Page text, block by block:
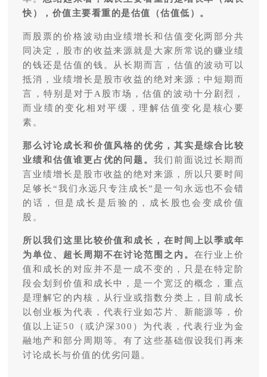
快），价值主要看重的是估值（估值低）。
而股票的价格波动由业绩增长和估值变化两部分共
同决定，股市的收益来源就是大家所常说的赚业绩
的钱还是估值的钱。从长期而言，估值的波动可以
抵消，业绩增长是股市收益的绝对来源；中短期而
言，特别是对于A股市场，估值的波动十分剧烈，
而业绩的变化相对平缓，理解估值变化是核心要
素。
那么讨论成长和价值风格的优劣，其实是综合比较
业绩和估值谁更占优的问题。 我们前面说过长期而
言业绩增长是股市收益的绝对来源，所以只要时间
足够长“我们永远只专注成长”是一句永远也不会错
的话，但是成长是后验的，成长股也会变成价值
股。
所以我们这里比较价值和成长，在时间上以季或年
为单位、 超长周期不在讨论范围之内。 在行业上价
值和成长的对应并不是一成不变的，只是在特定阶
段会划到价值和成长中，是一个宽泛的概念，重点
是理解它的内核，从行业或指数分类上，目前成长
以创业板为代表，代表行业如芯片、新能源等，价
值以上证50（或沪深300）为代表，代表行业为金
融地产和部分周期等。有了这些基础假设我们再来
讨论成长与价值的优劣问题。